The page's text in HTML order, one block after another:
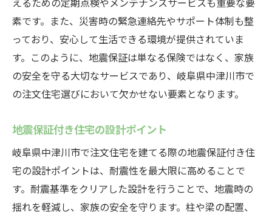
地震保証付き住宅の事例紹介
地震保証の適用範囲とその確認方法
理想の注文住宅を中津川市で地震保証がもたら
す安心感
地震保証付き住宅の安心感の理由
地震保証付き注文住宅の選び方のポイント
家族全員が安心できる住宅を選ぶために
地震保証の有無が家計に与える影響
中津川市での地震保証付き住宅の評価
地震保証付き注文住宅で中津川市の暮らしを安
素です。また、災害時の緊急連絡先やサポート体制も整
っており、安心して生活できる環境が提供されていま
す。このように、地震保証は単なる保険ではなく、家族
の安全を守る大切なサービスであり、岐阜県中津川市で
の注文住宅選びにおいて欠かせない要素となります。
地震保証付き住宅の設計ポイント
岐阜県中津川市で注文住宅を建てる際の地震保証付き住
宅の設計ポイントは、耐震性を最大限に高めることで
す。耐震基準をクリアした設計を行うことで、地震時の
揺れを軽減し、家族の安全を守ります。柱や梁の配置、